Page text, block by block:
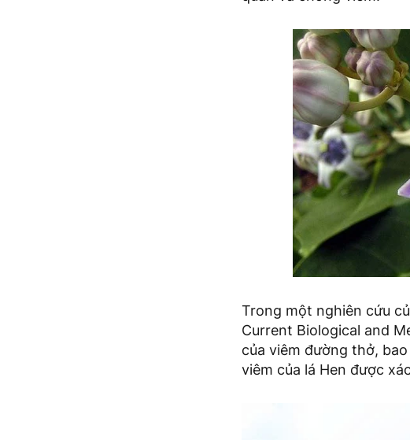
Trong một nghiên cứu
Current Biological and
của viêm đường thở,
viêm của lá Hen được